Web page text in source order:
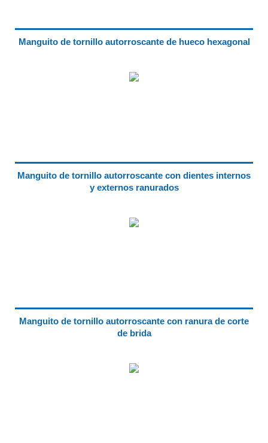
Manguito de tornillo autorroscante de hueco hexagonal
Manguito de tornillo autorroscante con dientes internos
y externos ranurados
Manguito de tornillo autorroscante con ranura de corte
de brida